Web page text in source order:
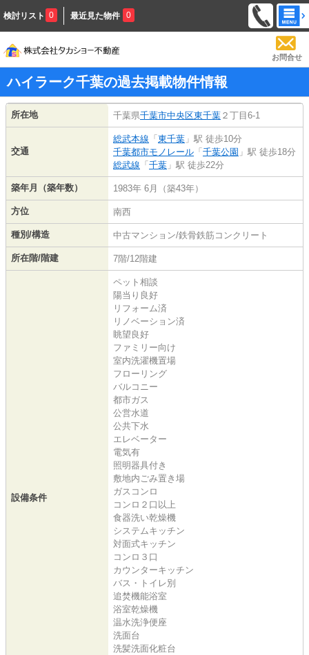
検討リスト 0 最近見た物件 0
お問合せ
ハイラーク千葉の過去掲載物件情報
所在地 千葉県千葉市中央区東千葉 ２丁目6-1
交通
総武本線 「 東千葉 」駅 徒歩10分
千葉都市モノレール 「 千葉公園 」駅 徒歩18分
総武線 「 千葉 」駅 徒歩22分
築年月（築年数） 1983年 6月（築43年）
方位 南西
種別/構造 中古マンション/鉄骨鉄筋コンクリート
所在階/階建 7階/12階建
設備条件
ペット相談
陽当り良好
リフォーム済
リノベーション済
眺望良好
ファミリー向け
室内洗濯機置場
フローリング
バルコニー
都市ガス
公営水道
公共下水
エレベーター
電気有
照明器具付き
敷地内ごみ置き場
ガスコンロ
コンロ２口以上
食器洗い乾燥機
システムキッチン
対面式キッチン
コンロ３口
カウンターキッチン
バス・トイレ別
追焚機能浴室
浴室乾燥機
温水洗浄便座
洗面台
洗髪洗面化粧台